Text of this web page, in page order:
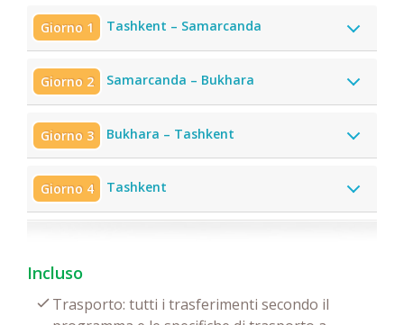
Giorno 1 Tashkent – Samarcanda
Giorno 2 Samarcanda – Bukhara
Giorno 3 Bukhara – Tashkent
Giorno 4 Tashkent
Incluso
Trasporto: tutti i trasferimenti secondo il